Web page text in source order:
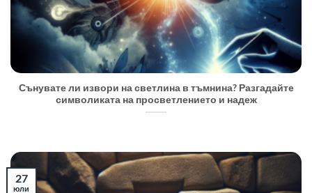
Сънувате ли извори на светлина в тъмнина? Разгадайте
символиката на просветлението и надеж
27
юли